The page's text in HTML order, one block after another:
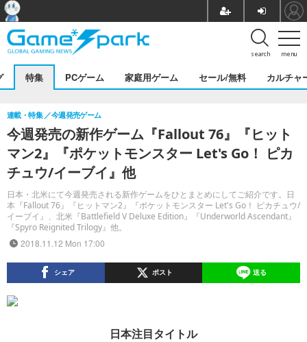
menu
search
特集 PCゲーム 家庭用ゲーム セール/無料 カルチャ
今週発売の新作ゲーム『Fallout 76』『ヒット
マン2』『ポケットモンスター Let's Go！ ピカ
チュウ/イーブイ』他
日本・北米にて今週発売される新作ゲームをひとまとめにしてご紹介です。日
本『Fallout 76』『ヒットマン2』『ポケットモンスター Let's Go！ ピカチュウ/
イーブイ』、北米『Battlefield V Deluxe Edition』『Underworld Ascendant』
『Spyro Reignited Trilogy』他。
連載・特集 今週発売ゲーム
2018.11.12 Mon 17:00
シェア ポスト 送る
日本注目タイトル